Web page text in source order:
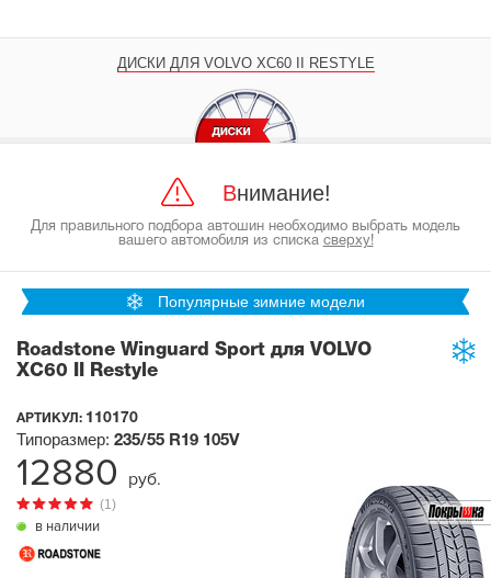
ДИСКИ ДЛЯ VOLVO XC60 II RESTYLE
Внимание!
Для правильного подбора автошин необходимо выбрать модель
вашего автомобиля из списка сверху!
Популярные зимние модели
Roadstone Winguard Sport для VOLVO
XC60 II Restyle
АРТИКУЛ: 110170
в наличии
(1)
Типоразмер: 235/55 R19 105V
12880 руб.